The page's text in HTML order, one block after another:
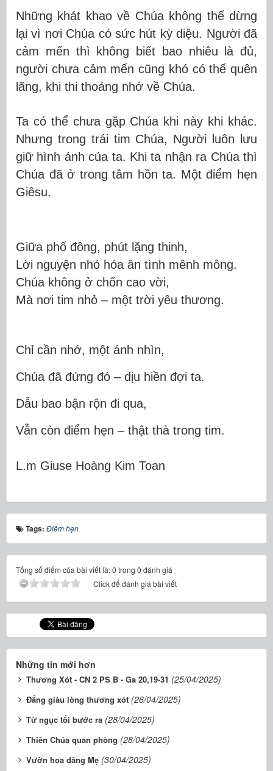
Những khát khao về Chúa không thể dừng
lại vì nơi Chúa có sức hút kỳ diệu. Người đã
cảm mến thì không biết bao nhiêu là đủ,
người chưa cảm mến cũng khó có thể quên
lãng, khi thi thoảng nhớ về Chúa.
Ta có thể chưa gặp Chúa khi này khi khác.
Nhưng trong trái tim Chúa, Người luôn lưu
giữ hình ảnh của ta. Khi ta nhận ra Chúa thì
Chúa đã ở trong tâm hồn ta. Một điểm hẹn
Giêsu.
Giữa phố đông, phút lặng thinh,
Lời nguyện nhỏ hóa ân tình mênh mông.
Chúa không ở chốn cao vời,
Mà nơi tim nhỏ – một trời yêu thương.
Chỉ cần nhớ, một ánh nhìn,
Chúa đã đứng đó – dịu hiền đợi ta.
Dẫu bao bận rộn đi qua,
Vẫn còn điểm hẹn – thật thà trong tim.
L.m Giuse Hoàng Kim Toan
Tags: Điểm hẹn
Tổng số điểm của bài viết là: 0 trong 0 đánh giá
Click để đánh giá bài viết
Những tin mới hơn
Thương Xót - CN 2 PS B - Ga 20,19-31 (25/04/2025)
Đấng giàu lòng thương xót (26/04/2025)
Từ ngục tối bước ra (28/04/2025)
Thiên Chúa quan phòng (28/04/2025)
Vườn hoa dâng Mẹ (30/04/2025)